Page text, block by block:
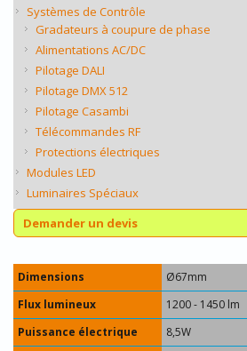
Systèmes de Contrôle
Gradateurs à coupure de phase
Alimentations AC/DC
Pilotage DALI
Pilotage DMX 512
Pilotage Casambi
Télécommandes RF
Protections électriques
Modules LED
Luminaires Spéciaux
Demander un devis
Dimensions
Ø67mm
Flux lumineux
1200 - 1450 lm
Puissance électrique
8,5W